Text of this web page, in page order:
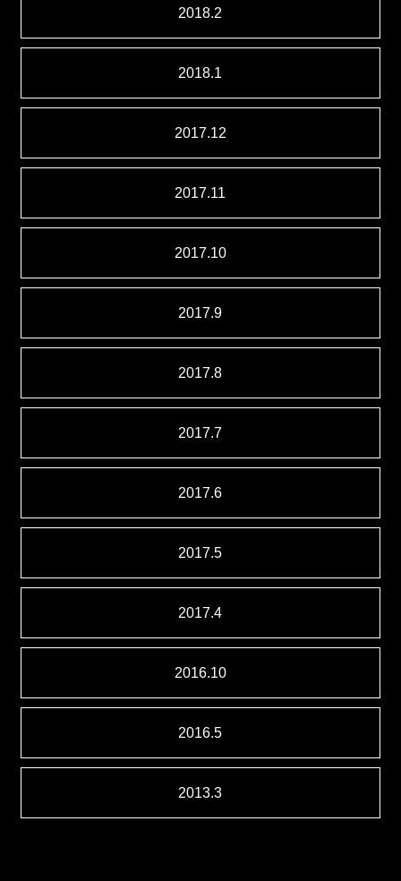
2018.2
2018.1
2017.12
2017.11
2017.10
2017.9
2017.8
2017.7
2017.6
2017.5
2017.4
2016.10
2016.5
2013.3